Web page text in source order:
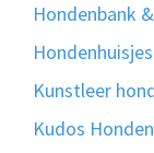
Hondenbank
Hondenhuisjes
Kunstleer
Kudos